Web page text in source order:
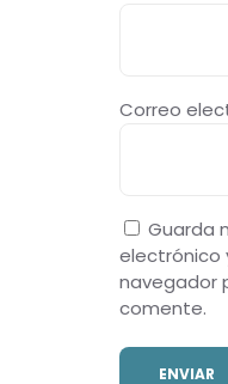
Correo
Guarda
electrónico
navegador
comente.